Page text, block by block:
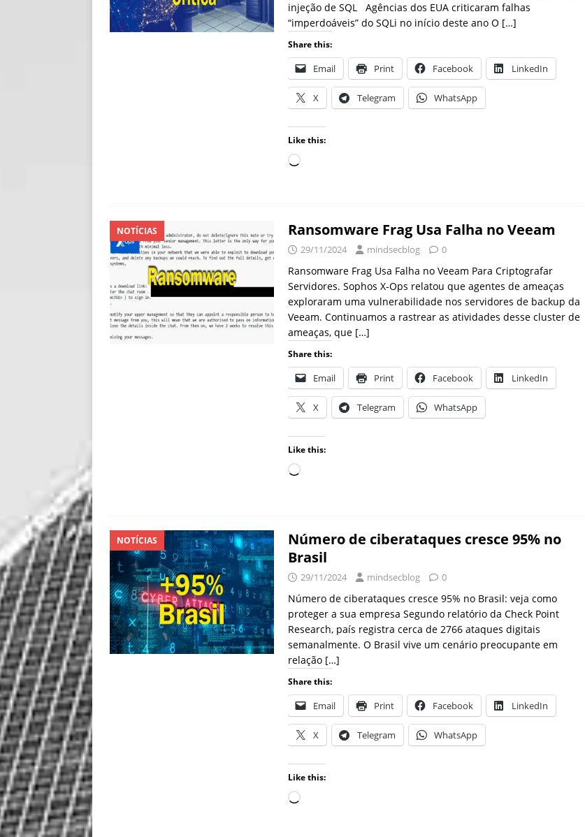
[ 06/08/2026 ]
IA eleva taxa de sucesso de phishing para 54%
injeção de SQL Agências dos EUA criticaram falhas
“imperdoáveis” do SQLi no início deste ano O […]
Share this:
Email Print Facebook LinkedIn
X Telegram WhatsApp
Like this:
NOTÍCIAS Ransomware Frag Usa Falha no Veeam
29/11/2024 mindsecblog 0
Ransomware Frag Usa Falha no Veeam Para Criptografar
Servidores. Sophos X-Ops relatou que agentes de ameaças
exploraram uma vulnerabilidade nos servidores de backup da
Veeam. Continuamos a rastrear as atividades desse cluster de
ameaças, que […]
Share this:
Email Print Facebook LinkedIn
X Telegram WhatsApp
Like this:
NOTÍCIAS
Número de ciberataques cresce 95% no
Brasil
29/11/2024 mindsecblog 0
Número de ciberataques cresce 95% no Brasil: veja como
proteger a sua empresa Segundo relatório da Check Point
Research, país registra cerca de 2766 ataques digitais
semanalmente. O Brasil vive um cenário preocupante em
relação […]
Share this:
Email Print Facebook LinkedIn
X Telegram WhatsApp
Like this: